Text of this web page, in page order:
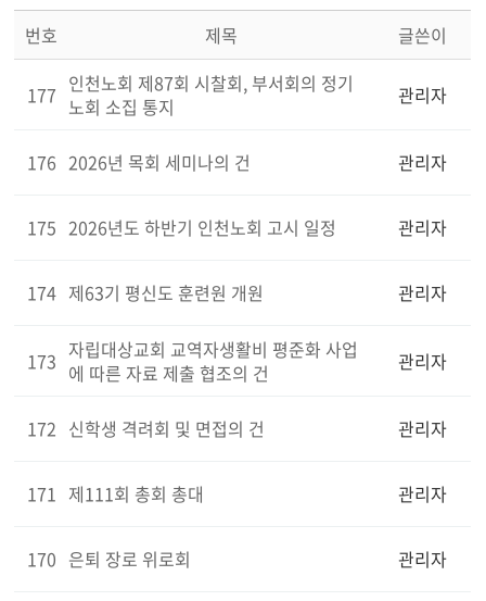
번호 제목 글쓴이
177 인천노회 제87회 시찰회, 부서회의 정기
노회 소집 통지
관리자
176 2026년 목회 세미나의 건 관리자
175 2026년도 하반기 인천노회 고시 일정 관리자
174 제63기 평신도 훈련원 개원 관리자
173 자립대상교회 교역자생활비 평준화 사업
에 따른 자료 제출 협조의 건
관리자
172 신학생 격려회 및 면접의 건 관리자
171 제111회 총회 총대 관리자
170 은퇴 장로 위로회 관리자